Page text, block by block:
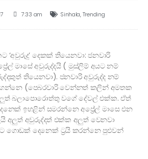
7:33 am Sinhala,Trending
‘අවුරුදු’ දෙකක් තියෙනවා: ජනවාරි
මාසේ අවුරුද්දයි ( මුස්ලිම් අයට නම්
තියෙනවා). ජනවාරි අවුරුද්ද නම්
(පෙබරවාරි වෙන්නත් කලින් අමතක
බලාපොරොත්තු වගේ දේවල් එක්ක. ඒත්
ඉහළින් සමරන්නෙ අප්‍රේල් මාසෙ එන
අලුත් අවුරුද්දත් එක්ක අලුත් වෙනවා
ගොඩක් දෙනෙක් ට්‍රයි කරන්නෙ පුළුවන්